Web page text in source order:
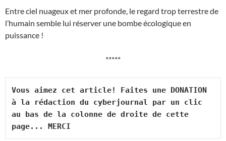
Entre ciel nuageux et mer profonde, le regard trop terrestre de
l’humain semble lui réserver une bombe écologique en
puissance !
*****
Vous aimez cet article! Faites une DONATION
à la rédaction du cyberjournal par un clic
au bas de la colonne de droite de cette
page... MERCI